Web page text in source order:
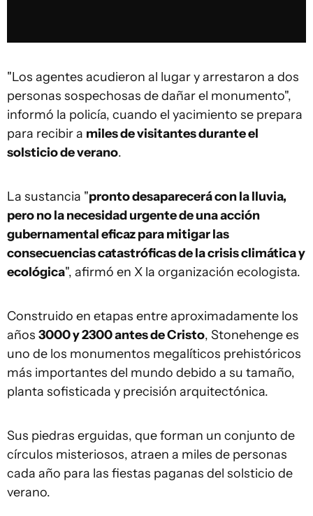
"Los agentes acudieron al lugar y arrestaron a dos
personas sospechosas de dañar el monumento",
informó la policía, cuando el yacimiento se prepara
para recibir a miles de visitantes durante el
solsticio de verano.
La sustancia "pronto desaparecerá con la lluvia,
pero no la necesidad urgente de una acción
gubernamental eficaz para mitigar las
consecuencias catastróficas de la crisis climática y
ecológica", afirmó en X la organización ecologista.
Construido en etapas entre aproximadamente los
años 3000 y 2300 antes de Cristo, Stonehenge es
uno de los monumentos megalíticos prehistóricos
más importantes del mundo debido a su tamaño,
planta sofisticada y precisión arquitectónica.
Sus piedras erguidas, que forman un conjunto de
círculos misteriosos, atraen a miles de personas
cada año para las fiestas paganas del solsticio de
verano.